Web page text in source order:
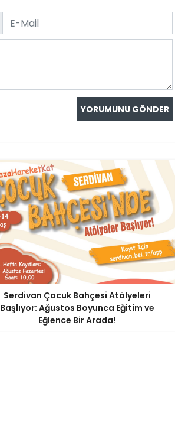
Serdivan Çocuk Bahçesi Atölyeleri
Başlıyor: Ağustos Boyunca Eğitim ve
Eğlence Bir Arada!